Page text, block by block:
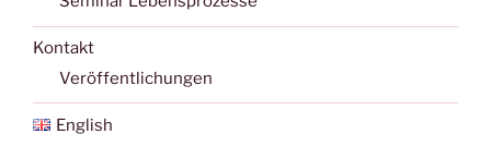
Kontakt
Veröffentlichungen
English